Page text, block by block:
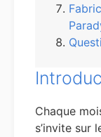
Chaque
s’invite sur